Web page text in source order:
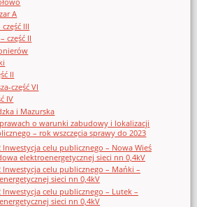
A
III
część II
II
część VI
IV
i Mazurska
o warunki zabudowy i lokalizacji
– rok wszczęcia sprawy do 2023
Inwestycja celu publicznego – Nowa Wieś
elektroenergetycznej sieci nn 0,4kV
Inwestycja celu publicznego – Mańki –
sieci nn 0,4kV
Inwestycja celu publicznego – Lutek –
sieci nn 0,4kV